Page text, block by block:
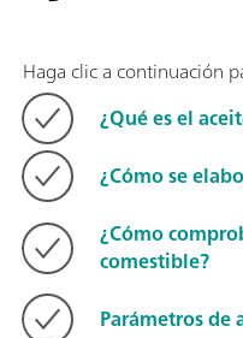
Haga clic a continuación
¿Qué es el
¿Cómo se
¿Cómo
comestible?
Parámetros de